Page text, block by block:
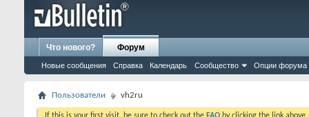
Что нового? Форум
Новые сообщения Справка Календарь Сообщество Опции форума
Пользователи vh2ru